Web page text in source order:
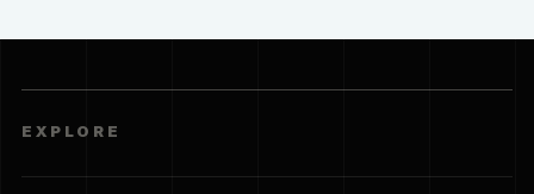
EXPLORE